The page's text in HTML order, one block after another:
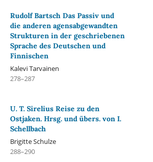
Rudolf Bartsch Das Passiv und
die anderen agensabgewandten
Strukturen in der geschriebenen
Sprache des Deutschen und
Finnischen
Kalevi Tarvainen
278–287
U. T. Sirelius Reise zu den
Ostjaken. Hrsg. und übers. von I.
Schellbach
Brigitte Schulze
288–290